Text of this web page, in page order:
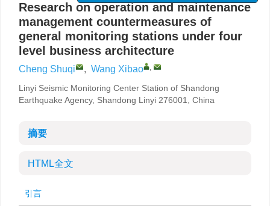
Research on operation and maintenance
management countermeasures of
general monitoring stations under four
level business architecture
Cheng Shuqi , Wang Xibao ,
Linyi Seismic Monitoring Center Station of Shandong
Earthquake Agency, Shandong Linyi 276001, China
摘要
HTML全文
引言